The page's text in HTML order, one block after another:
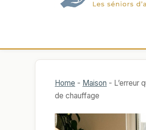
Home - Maison - L’erreur
de chauffage